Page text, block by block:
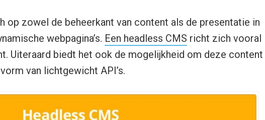
op zowel de beheerkant van content als de presentatie in
webpagina’s. Een headless CMS richt zich vooral
Uiteraard biedt het ook de mogelijkheid om deze content
van lichtgewicht API’s.